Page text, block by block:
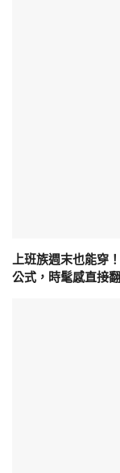
上班族週末也能穿
公式，時髦感直接